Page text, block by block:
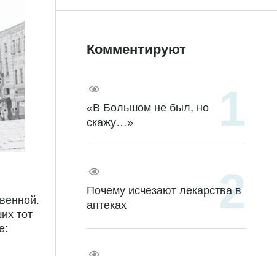
тот
Комментируют
«В Большом не был, но
скажу…»
Почему исчезают лекарства в
аптеках